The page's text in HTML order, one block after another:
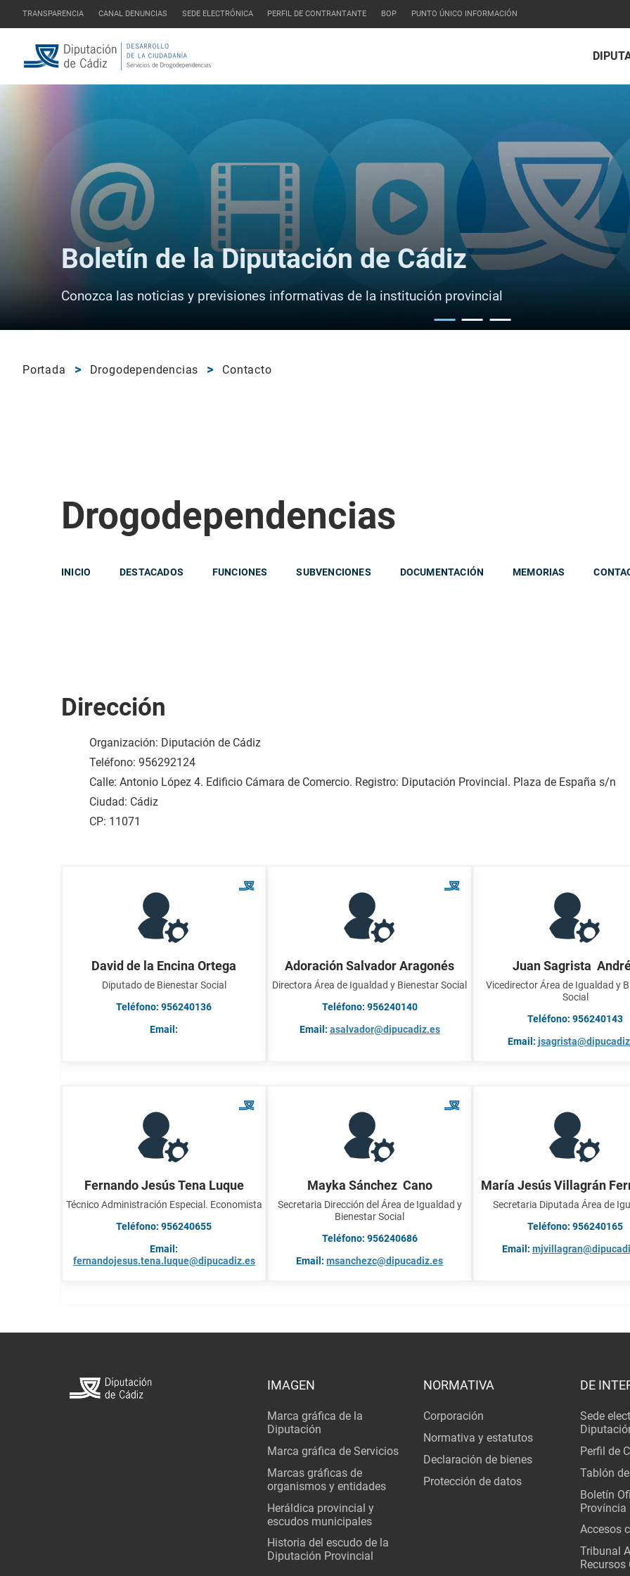
TRANSPARENCIA CANAL DENUNCIAS SEDE ELECTRÓNICA PERFIL DE CONTRANTANTE BOP PUNTO ÚNICO INFORMACIÓN
Boletín de la Diputación de Cádiz
Conozca las noticias y previsiones informativas de la institución provincial
Portada Drogodependencias Contacto
Drogodependencias
INICIO DESTACADOS FUNCIONES SUBVENCIONES DOCUMENTACIÓN MEMORIAS
Dirección
Organización: Diputación de Cádiz
Teléfono: 956292124
Calle: Antonio López 4. Edificio Cámara de Comercio. Registro: Diputación Provincial. Plaza de España s/n
Ciudad: Cádiz
CP: 11071
David de la Encina Ortega
Diputado de Bienestar Social
Teléfono: 956240136
Email:
Adoración Salvador Aragonés
Directora Área de Igualdad y Bienestar Social
Teléfono: 956240140
Email: asalvador@dipucadiz.es
Juan Sagrista
Vicedirector Área de Igualdad y
Social
Teléfono: 956240143
Email:
Fernando Jesús Tena Luque
Técnico Administración Especial. Economista
Teléfono: 956240655
Email:
fernandojesus.tena.luque@dipucadiz.es
Mayka Sánchez Cano
Secretaria Dirección del Área de Igualdad y
Bienestar Social
Teléfono: 956240686
Email:msanchezc@dipucadiz.es
María Jesús Villagrán
Secretaria Diputada Área de
Teléfono: 956240165
Email:
IMAGEN
Marca gráfica de la
Diputación
Marca gráfica de Servicios
Marcas gráficas de
organismos y entidades
Heráldica provincial y
escudos municipales
Historia del escudo de la
Diputación Provincial
NORMATIVA
Corporación
Normativa y estatutos
Declaración de bienes
Protección de datos
DE
Sede
Perfil de
Tablón
Boletín
Província
Accesos
Tribunal